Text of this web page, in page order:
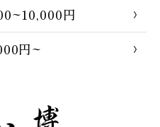
円
円~